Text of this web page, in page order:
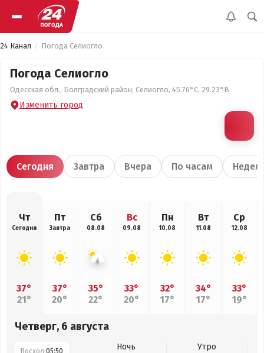
24 Канал Погода Селиогло
Погода Селиогло
Одесская обл., Болградский район, Селиогло, 45.76°С, 29.23°В
Изменить город
Сегодня Завтра Вчера По часам
Чт
Сегодня
37°
21°
Пт
Завтра
37°
20°
Сб
08.08
35°
22°
Вс
09.08
33°
20°
Пн
10.08
32°
17°
Вт
11.08
34°
17°
Ср
12.08
33°
19°
Четверг, 6 августа
Восход:05:50 Ночь
Утро